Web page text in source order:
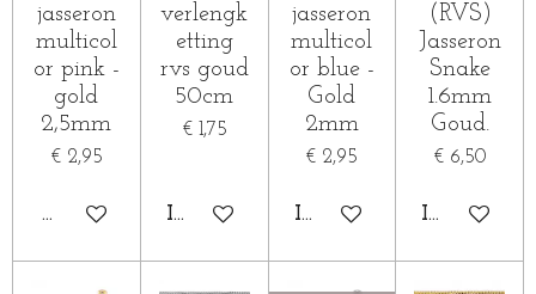
jasseron
multicol
or pink -
gold
2,5mm
€ 2,95
HOUD MIJ OP DE HOOGTE
verlengk
etting
rvs goud
50cm
€ 1,75
IN WINKELWAGEN
jasseron
multicol
or blue -
Gold
2mm
€ 2,95
IN WINKELWAGEN
(RVS)
Jasseron
Snake
1.6mm
Goud.
€ 6,50
IN